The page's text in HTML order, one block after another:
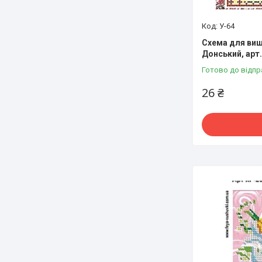
У-64
Схема для
Донський,
Готово до
26 ₴